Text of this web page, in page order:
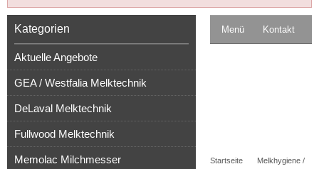
Menü Kontakt
Startseite
Melkhygiene /
Kategorien
Aktuelle Angebote
GEA / Westfalia Melktechnik
DeLaval Melktechnik
Fullwood Melktechnik
Memolac Milchmesser